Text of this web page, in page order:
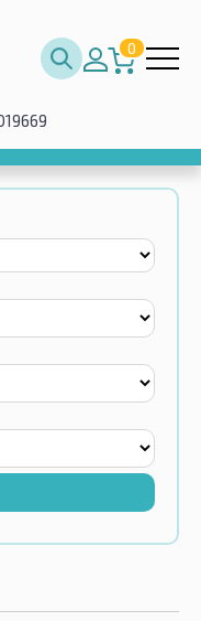
0